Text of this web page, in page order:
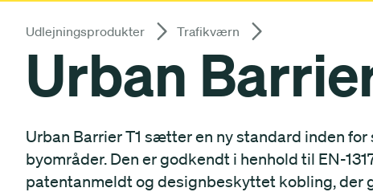
Udlejningsprodukter Trafikværn
Urban
Urban Barrier T1 sætter en ny standard inden
byområder. Den er godkendt i henhold til EN-
patentanmeldt og designbeskyttet kobling, der